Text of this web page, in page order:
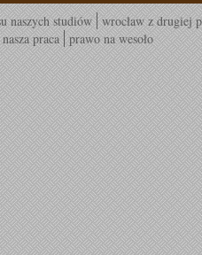
naszych studiów wrocław z drugiej
nasza praca prawo na wesoło